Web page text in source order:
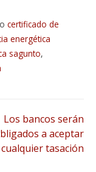
certificado de
energética
sagunto,
Los bancos serán
a aceptar
cualquier tasación